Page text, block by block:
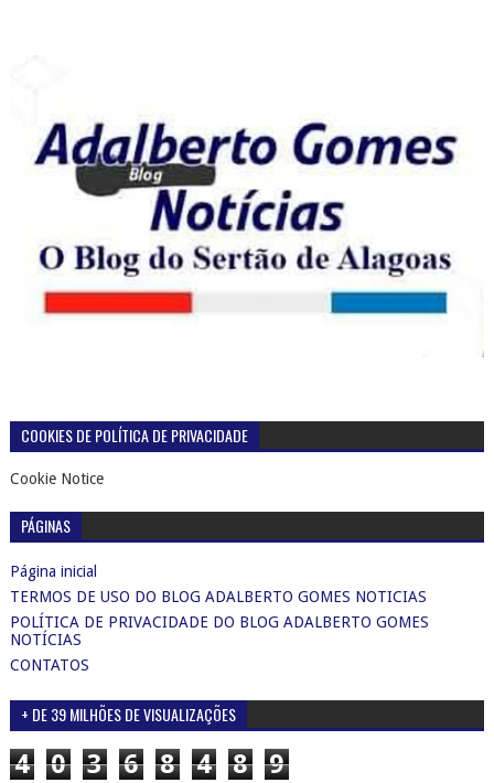
COOKIES DE POLÍTICA DE PRIVACIDADE
Cookie Notice
PÁGINAS
Página inicial
TERMOS DE USO DO BLOG ADALBERTO GOMES NOTICIAS
POLÍTICA DE PRIVACIDADE DO BLOG ADALBERTO GOMES
NOTÍCIAS
CONTATOS
+ DE 39 MILHÕES DE VISUALIZAÇÕES
4 0 3 6 8 4 8 9